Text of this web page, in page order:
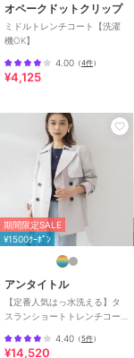
ショップ
性別タイプ
カラー
素材
オペークドットクリップ
ミドルトレンチコート【洗濯
機OK】
4.00 （4件）
¥4,125
期間限定SALE
¥1500ｸｰﾎﾟﾝ
アンタイトル
【定番人気はっ水洗える】タ
スランショートトレンチコー
4.40 （5件）
¥14,520